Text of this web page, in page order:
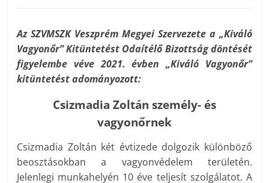
Az SZVMSZK Veszprém Megyei Szervezete a „Kiváló
Vagyonőr” Kitüntetést Odaítélő Bizottság döntését
figyelembe véve 2021. évben „Kiváló Vagyonőr”
kitüntetést adományozott:
Csizmadia Zoltán személy- és
vagyonőrnek
Csizmadia Zoltán két évtizede dolgozik különböző
beosztásokban a vagyonvédelem területén.
Jelenlegi munkahelyén 10 éve teljesít szolgálatot. A